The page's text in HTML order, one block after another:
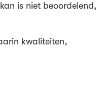
is niet beoordelend,
kwaliteiten,